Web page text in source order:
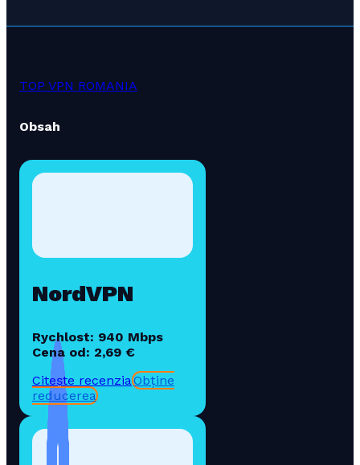
TOP VPN ROMANIA
Obsah
NordVPN
Rychlost: 940 Mbps
Cena od: 2,69 €
Citește recenziaObține
reducerea